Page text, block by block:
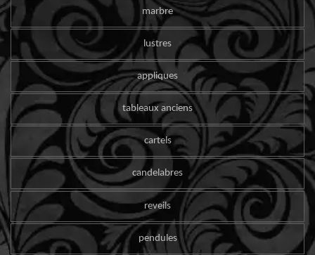
marbre
lustres
appliques
tableaux anciens
cartels
candelabres
reveils
pendules